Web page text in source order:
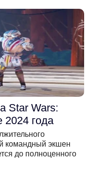
Star Wars:
2024 года
командный экшен
до полноценного